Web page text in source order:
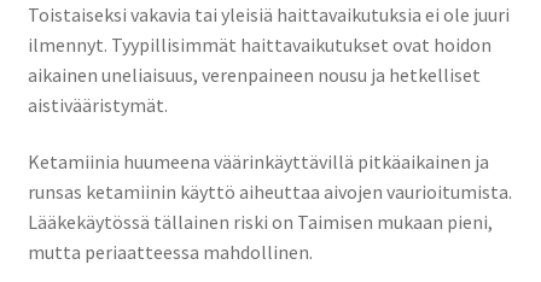
Toistaiseksi vakavia tai yleisiä haittavaikutuksia ei ole juuri
ilmennyt. Tyypillisimmät haittavaikutukset ovat hoidon
aikainen uneliaisuus, verenpaineen nousu ja hetkelliset
aistivääristymät.
Ketamiinia huumeena väärinkäyttävillä pitkäaikainen ja
runsas ketamiinin käyttö aiheuttaa aivojen vaurioitumista.
Lääkekäytössä tällainen riski on Taimisen mukaan pieni,
mutta periaatteessa mahdollinen.